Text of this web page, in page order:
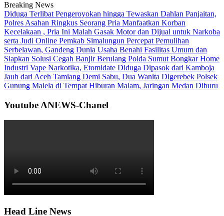
Breaking News
Diduga Terlibat Pengeroyokan hingga Tewaskan Dahlan Panjaitan,
Polres Asahan Ringkus Seorang Pria Manfaatkan Korban
Kecelakaan , Pria Ini Malah Gasak Motor dan Dijual untuk Narkoba
serta Judi Online Pemkab Simalungun Percepat Pemulihan
Serbelawan, Gandeng Dunia Usaha Benahi Fasilitas Umum dan
Siapkan Solusi Cegah Banjir Berulang Polda Sumut Bongkar Home
Industri Vape Narkotika, Etomidate Diduga Dipasok dari Kamboja
Jauh dari Aceh Tamiang Demi Sabu, Dua Wanita Digerebek Polsek
Gunung Malela di Tempat Hiburan Malam, Jaringan Medan Diburu
Youtube ANEWS-Chanel
Head Line News